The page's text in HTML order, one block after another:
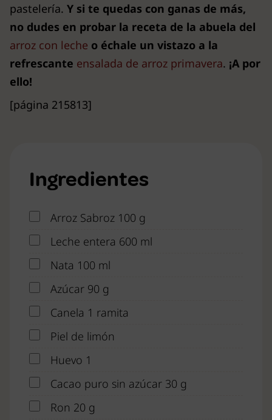
pastelería. Y si te quedas con ganas de más,
no dudes en probar la receta de la abuela del
arroz con leche o échale un vistazo a la
refrescante ensalada de arroz primavera. ¡A por
ello!
[página 215813]
Ingredientes
Arroz Sabroz 100 g
Leche entera 600 ml
Nata 100 ml
Azúcar 90 g
Canela 1 ramita
Piel de limón
Huevo 1
Cacao puro sin azúcar 30 g
Ron 20 g